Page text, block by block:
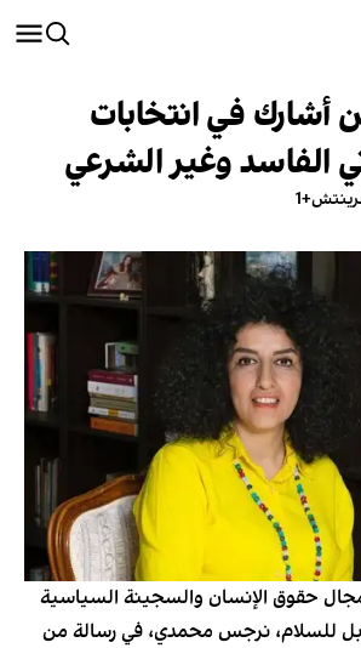
في انتخابات
الفاسد وغير الشرعي
حقوق الإنسان والسجينة السياسية
للسلام، نرجس محمدي، في رسالة من